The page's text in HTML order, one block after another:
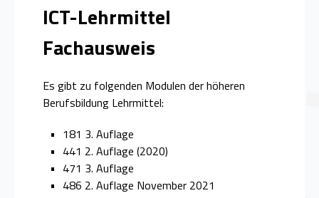
ICT-Lehrmittel
Fachausweis
Es gibt zu folgenden Modulen der höheren
Berufsbildung Lehrmittel:
181 3. Auflage
441 2. Auflage (2020)
471 3. Auflage
486 2. Auflage November 2021